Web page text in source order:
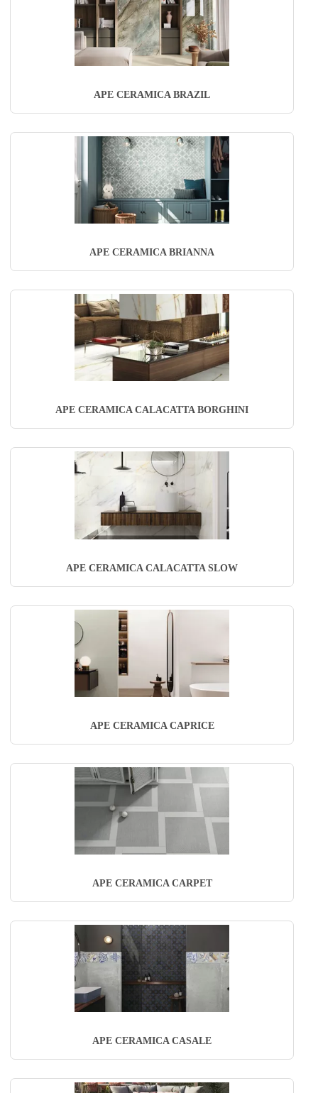
APE CERAMICA BRAZIL
APE CERAMICA BRIANNA
APE CERAMICA CALACATTA BORGHINI
APE CERAMICA CALACATTA SLOW
APE CERAMICA CAPRICE
APE CERAMICA CARPET
APE CERAMICA CASALE